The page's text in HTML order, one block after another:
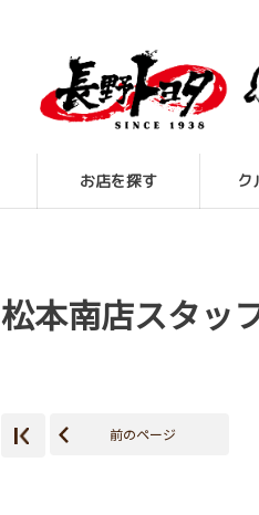
お店を探す ク
松本南店スタッ
前のページ